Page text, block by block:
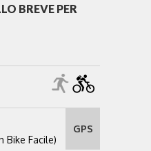
BREVE PER
Bike Facile)
GPS